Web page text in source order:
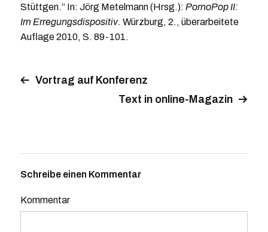
Stüttgen.“ In: Jörg Metelmann (Hrsg.): PornoPop II:
Im Erregungsdispositiv. Würzburg, 2., überarbeitete
Auflage 2010, S. 89-101.
Vortrag auf Konferenz
Text in online-Magazin
Schreibe einen Kommentar
Kommentar